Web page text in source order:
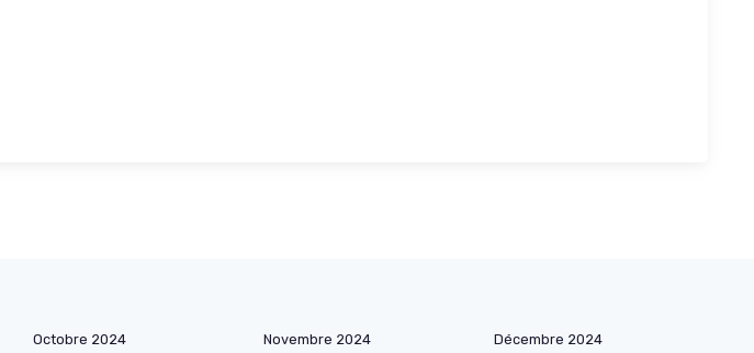
Octobre 2024 Novembre 2024
Décembre 2024